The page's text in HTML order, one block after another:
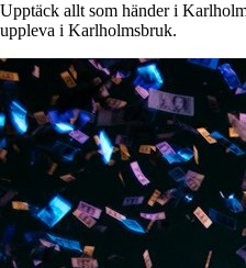
Upptäck allt som händer i
uppleva i Karlholmsbruk.